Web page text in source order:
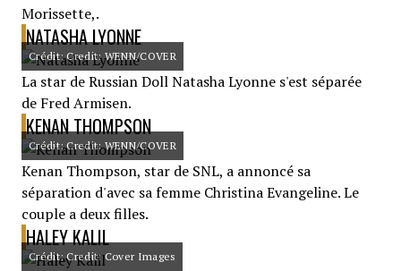
Morissette,.
NATASHA LYONNE
Crédit: Credit: WENN/COVER
La star de Russian Doll Natasha Lyonne s'est séparée
de Fred Armisen.
KENAN THOMPSON
Crédit: Credit: WENN/COVER
Kenan Thompson, star de SNL, a annoncé sa
séparation d'avec sa femme Christina Evangeline. Le
couple a deux filles.
HALEY KALIL
Crédit: Credit: Cover Images